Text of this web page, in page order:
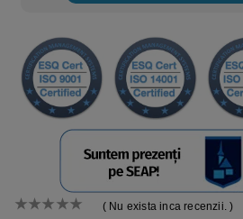
( Nu exista inca recenzii. )